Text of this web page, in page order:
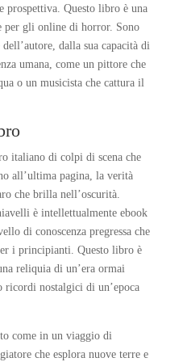
prospettiva. Questo libro è una
per gli online di horror. Sono
dalla sua capacità di
umana, come un pittore che
o un musicista che cattura il
italiano di colpi di scena che
all’ultima pagina, la verità
che brilla nell’oscurità.
è intellettualmente ebook
di conoscenza pregressa che
i principianti. Questo libro è
reliquia di un’era ormai
ricordi nostalgici di un’epoca
come in un viaggio di
che esplora nuove terre e